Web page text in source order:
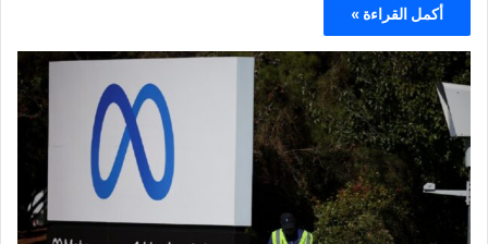
أكمل القراءة »